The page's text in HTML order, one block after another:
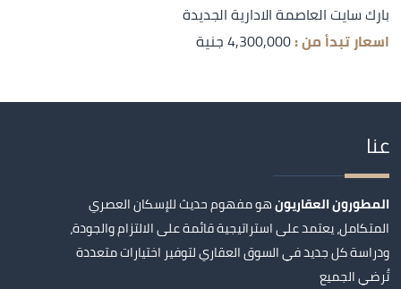
بارك سايت العاصمة الادارية الجديدة
اسعار تبدأ من :4,300,000 جنية
عنا
المطورون العقاريونهو مفهوم حديث للإسكان العصري
المتكامل، يعتمد على استراتيجية قائمة على الالتزام والجودة،
ودراسة كل جديد في السوق العقاري لتوفير اختيارات متعددة
تُرضي الجميع